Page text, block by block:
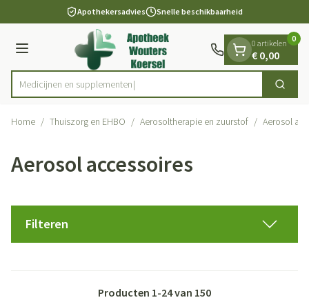
Ga naar de inhoudApothekersadvies Snelle beschikbaarheid
Menu
Product, merk, categorie...
Medicijn Zoek
0 artikelen
€ 0,00
0
Home / Thuiszorg en EHBO / Aerosoltherapie en zuurstof / Aerosol
Aerosol accessoires
Filteren
Producten 1-24van 150